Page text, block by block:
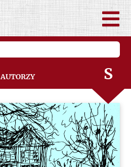
Autorzy
Q
R
S
Ś
T
U